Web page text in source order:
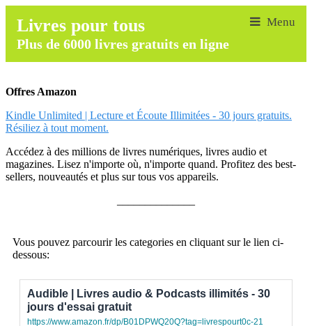
Livres pour tous
Plus de 6000 livres gratuits en ligne
Offres Amazon
Kindle Unlimited | Lecture et Écoute Illimitées - 30 jours gratuits.
Résiliez à tout moment.
Accédez à des millions de livres numériques, livres audio et
magazines. Lisez n'importe où, n'importe quand. Profitez des best-
sellers, nouveautés et plus sur tous vos appareils.
Vous pouvez parcourir les categories en cliquant sur le lien ci-
dessous:
Audible | Livres audio & Podcasts illimités - 30
jours d'essai gratuit
https://www.amazon.fr/dp/B01DPWQ20Q?tag=livrespourt0c-21